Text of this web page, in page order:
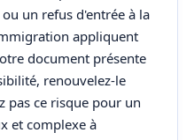
un refus d'entrée à la
appliquent
document présente
renouvelez-le
pas ce risque pour un
et complexe à